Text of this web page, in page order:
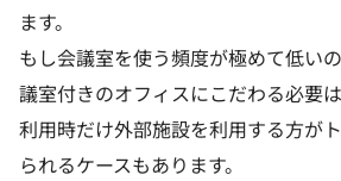
ます。
もし会議室を使う頻度が極めて低い
議室付きのオフィスにこだわる必要は
利用時だけ外部施設を利用する方が
られるケースもあります。